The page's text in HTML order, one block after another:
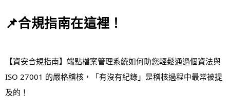
資訊運用
Asana
📌合規指南在這裡！
【資安合規指南】端點檔案管理系統如何助您輕鬆通過個資法與
ISO 27001 的嚴格稽核，「有沒有紀錄」是稽核過程中最常被提
及的！